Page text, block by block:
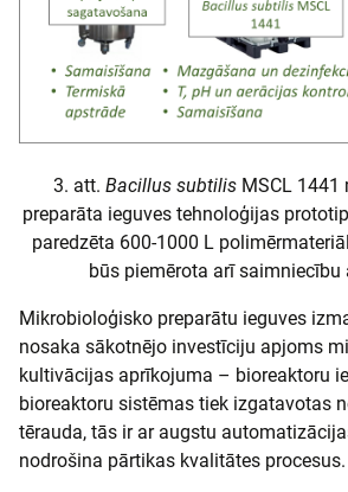
3. att. Bacillus subtilis MSCL 1441
preparāta ieguves tehnoloģijas
paredzēta 600-1000 L
būs piemērota arī saimniecību
Mikrobioloģisko preparātu ieguves
nosaka sākotnējo investīciju apjoms
kultivācijas aprīkojuma – bioreaktoru
bioreaktoru sistēmas tiek izgatavotas
tērauda, tās ir ar augstu
nodrošina pārtikas kvalitātes procesus.